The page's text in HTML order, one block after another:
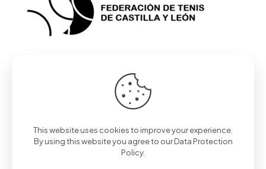
© 2023 Federación de Tenis de Castilla y León | Todos
los derechos reservados | Desarrollado por
This website uses cookies to improve your experience.
By using this website you agree to ourData Protection
Policy.